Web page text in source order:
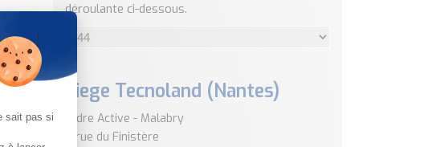
déroulante ci-dessous.
Siege Tecnoland (Nantes)
Erdre Active - Malabry
4 rue du Finistère